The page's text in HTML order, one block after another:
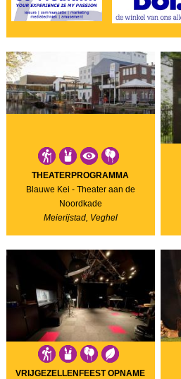
THEATERPROGRAMMA
Blauwe Kei - Theater aan de
Noordkade
Meierijstad, Veghel
VRIJGEZELLENFEEST OPNAME